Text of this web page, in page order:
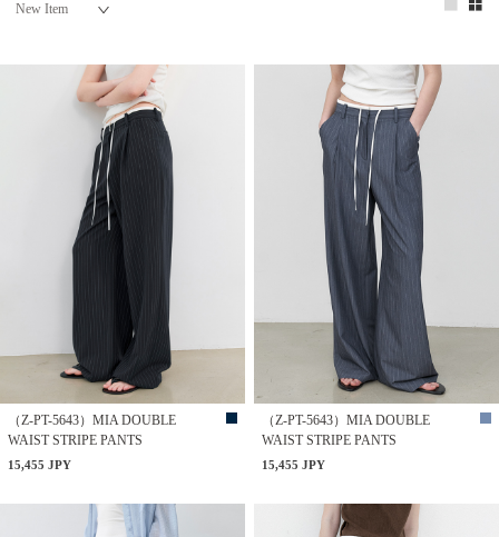
（Z-PT-5643）MIA DOUBLE
WAIST STRIPE PANTS
15,455 JPY
（Z-PT-5643）MIA DOUBLE
WAIST STRIPE PANTS
15,455 JPY